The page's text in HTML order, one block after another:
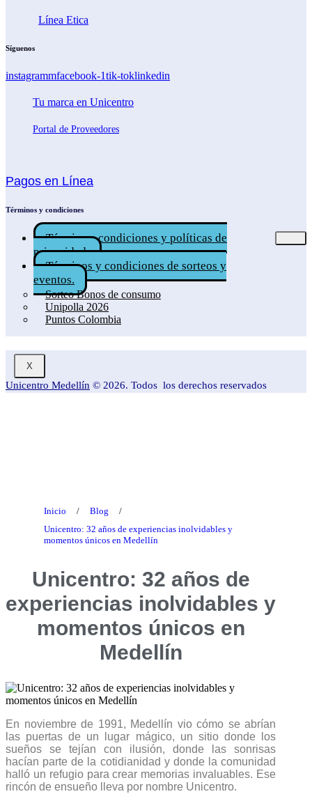
Línea Etica
Síguenos
instagrammfacebook-1tik-toklinkedin
Tu marca en Unicentro
Portal de Proveedores
Pagos en Línea
Términos y condiciones
Términos, condiciones y políticas de
privacidad.
Términos y condiciones de sorteos y
eventos.
Sorteo Bonos de consumo
Unipolla 2026
Puntos Colombia
X
Unicentro Medellín © 2026. Todos los derechos reservados
Inicio / Blog
/
Unicentro: 32 años de experiencias inolvidables y
momentos únicos en Medellín
Unicentro: 32 años de
experiencias inolvidables y
momentos únicos en
Medellín
En noviembre de 1991, Medellín vio cómo se abrían
las puertas de un lugar mágico, un sitio donde los
sueños se tejían con ilusión, donde las sonrisas
hacían parte de la cotidianidad y donde la comunidad
halló un refugio para crear memorias invaluables. Ese
rincón de ensueño lleva por nombre Unicentro.